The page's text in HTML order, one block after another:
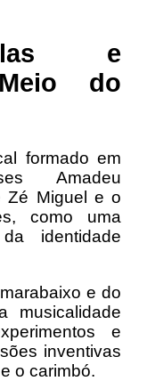
e
do
formado em
Amadeu
Zé Miguel e o
como uma
identidade
e do
musicalidade
e
inventivas
o carimbó.